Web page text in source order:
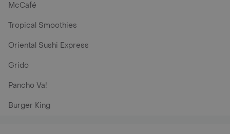
McCafé
Tropical Smoothies
Oriental Sushi Express
Grido
Pancho Va!
Burger King